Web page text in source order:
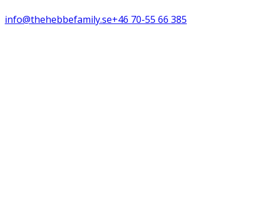
info@thehebbefamily.se+46 70-55 66 385